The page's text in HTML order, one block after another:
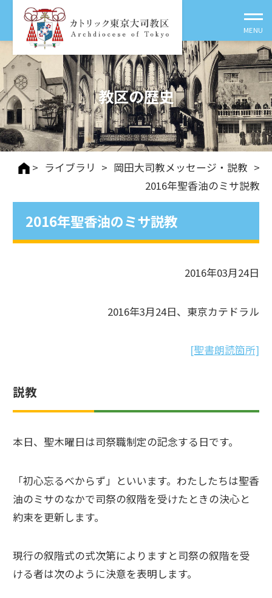
教区の歴史
> ライブラリ > 岡田大司教メッセージ・説教 >
2016年聖香油のミサ説教
2016年聖香油のミサ説教
2016年03月24日
2016年3月24日、東京カテドラル
[聖書朗読箇所]
説教
本日、聖木曜日は司祭職制定の記念する日です。
「初心忘るべからず」といいます。わたしたちは聖香
油のミサのなかで司祭の叙階を受けたときの決心と
約束を更新します。
現行の叙階式の式次第によりますと司祭の叙階を受
ける者は次のように決意を表明します。